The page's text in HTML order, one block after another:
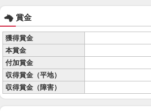
賞金
獲得賞金
本賞金
付加賞金
収得賞金（平地）
収得賞金（障害）